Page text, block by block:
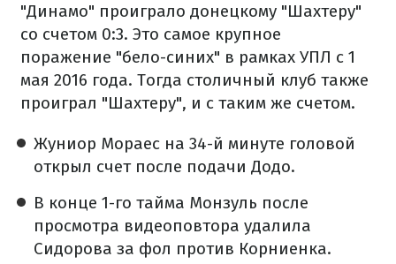
"Динамо" проиграло донецкому "Шахтеру"
со счетом 0:3. Это самое крупное
поражение "бело-синих" в рамках УПЛ с 1
мая 2016 года. Тогда столичный клуб также
проиграл "Шахтеру", и с таким же счетом.
Жуниор Мораес на 34-й минуте головой
открыл счет после подачи Додо.
В конце 1-го тайма Монзуль после
просмотра видеоповтора удалила
Сидорова за фол против Корниенка.